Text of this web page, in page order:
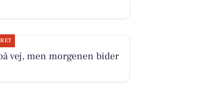
vej, men morgenen bider